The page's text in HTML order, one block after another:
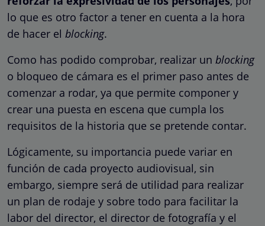
lo que es otro factor a tener en cuenta a la hora
de hacer el blocking.
Como has podido comprobar, realizar un blocking
o bloqueo de cámara es el primer paso antes de
comenzar a rodar, ya que permite componer y
crear una puesta en escena que cumpla los
requisitos de la historia que se pretende contar.
Lógicamente, su importancia puede variar en
función de cada proyecto audiovisual, sin
embargo, siempre será de utilidad para realizar
un plan de rodaje y sobre todo para facilitar la
labor del director, el director de fotografía y el